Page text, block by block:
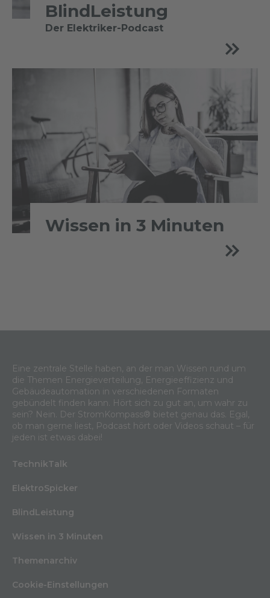
BlindLeistung
Der Elektriker-Podcast
Wissen in 3 Minuten
Eine zentrale Stelle haben, an der man Wissen rund um
die Themen Energieverteilung, Energieeffizienz und
Gebäudeautomation in verschiedenen Formaten
gebündelt finden kann. Hört sich zu gut an, um wahr zu
sein? Nein. Der StromKompass® bietet genau das. Egal,
ob man gerne liest, Podcast hört oder Videos schaut – für
jeden ist etwas dabei!
TechnikTalk
ElektroSpicker
BlindLeistung
Wissen in 3 Minuten
Themenarchiv
Cookie-Einstellungen